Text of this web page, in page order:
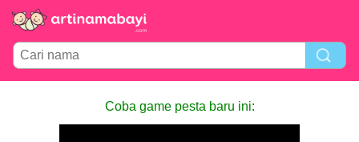
Coba game pesta baru ini: